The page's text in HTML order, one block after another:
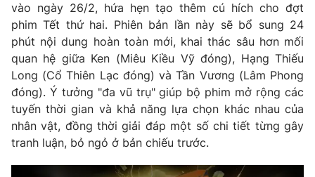
Tổng đài VTV:024.38 355 931 - 024.38 355 932
Ðiện thoại Thời báo VTV:024.66 897 897
Email:
toasoan@vtv.vn
Liên hệ quảng cáo: 024-7300.7108
vào ngày 26/2, hứa hẹn tạo thêm cú hích cho đợt
phim Tết thứ hai. Phiên bản lần này sẽ bổ sung 24
phút nội dung hoàn toàn mới, khai thác sâu hơn mối
quan hệ giữa Ken (Miêu Kiều Vỹ đóng), Hạng Thiếu
Long (Cổ Thiên Lạc đóng) và Tần Vương (Lâm Phong
đóng). Ý tưởng "đa vũ trụ" giúp bộ phim mở rộng các
tuyến thời gian và khả năng lựa chọn khác nhau của
nhân vật, đồng thời giải đáp một số chi tiết từng gây
tranh luận, bỏ ngỏ ở bản chiếu trước.